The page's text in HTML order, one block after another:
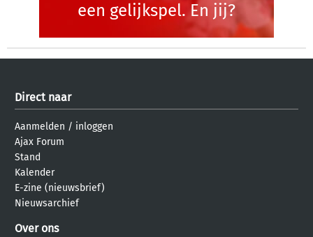
een gelijkspel. En jij?
Direct naar
Aanmelden / inloggen
Ajax Forum
Stand
Kalender
E-zine (nieuwsbrief)
Nieuwsarchief
Over ons